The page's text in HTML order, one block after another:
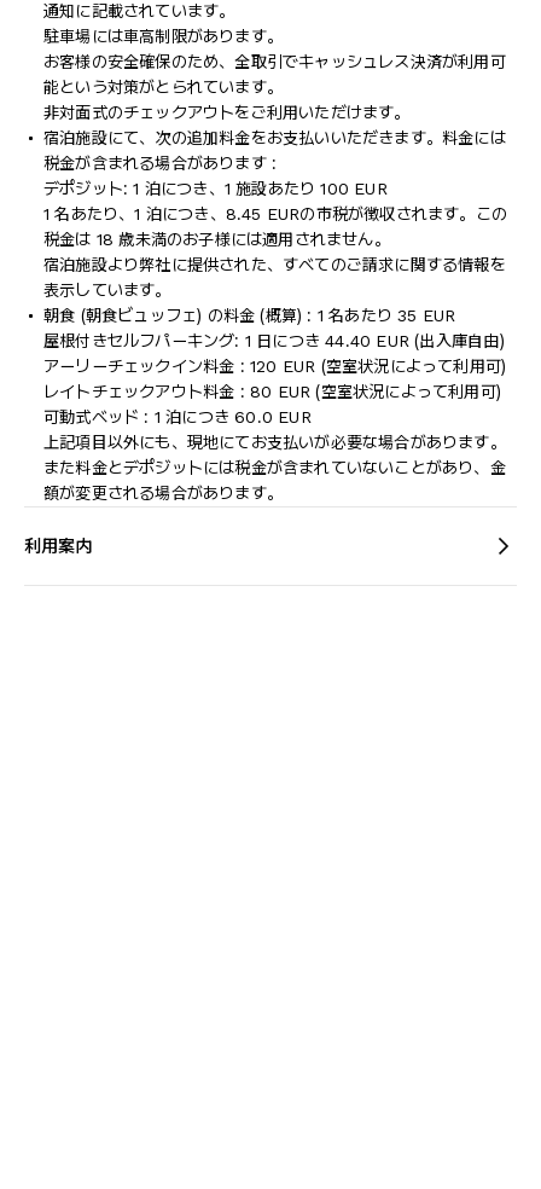
通知に記載されています。
駐車場には車高制限があります。
お客様の安全確保のため、全取引でキャッシュレス決済が利用可
能という対策がとられています。
非対面式のチェックアウトをご利用いただけます。
宿泊施設にて、次の追加料金をお支払いいただきます。料金には
税金が含まれる場合があります :
デポジット: 1 泊につき、1 施設あたり 100 EUR
1 名あたり、1 泊につき、8.45 EURの市税が徴収されます。この
税金は 18 歳未満のお子様には適用されません。
宿泊施設より弊社に提供された、すべてのご請求に関する情報を
表示しています。
朝食 (朝食ビュッフェ) の料金 (概算) : 1 名あたり 35 EUR
屋根付きセルフパーキング: 1 日につき 44.40 EUR (出入庫自由)
アーリーチェックイン料金 : 120 EUR (空室状況によって利用可)
レイトチェックアウト料金 : 80 EUR (空室状況によって利用可)
可動式ベッド : 1 泊につき 60.0 EUR
上記項目以外にも、現地にてお支払いが必要な場合があります。
また料金とデポジットには税金が含まれていないことがあり、金
額が変更される場合があります。
利用案内